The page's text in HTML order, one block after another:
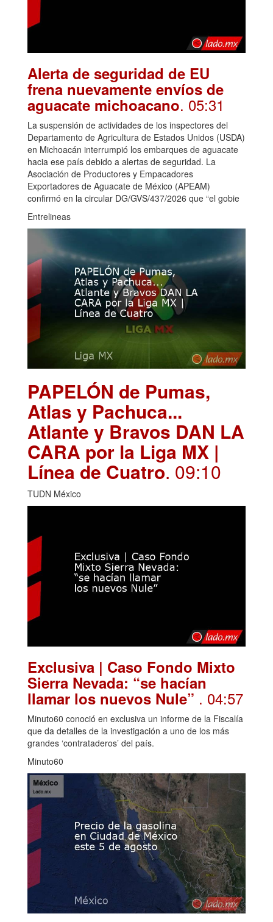
Alerta de seguridad de EU
frena nuevamente envíos de
aguacate michoacano. 05:31
La suspensión de actividades de los inspectores del
Departamento de Agricultura de Estados Unidos (USDA)
en Michoacán interrumpió los embarques de aguacate
hacia ese país debido a alertas de seguridad. La
Asociación de Productores y Empacadores
Exportadores de Aguacate de México (APEAM)
confirmó en la circular DG/GVS/437/2026 que “el gobie
Entrelineas
PAPELÓN de Pumas,
Atlas y Pachuca...
Atlante y Bravos DAN LA
CARA por la Liga MX |
Línea de Cuatro. 09:10
TUDN México
Exclusiva | Caso Fondo Mixto
Sierra Nevada: “se hacían
llamar los nuevos Nule” . 04:57
Minuto60 conoció en exclusiva un informe de la Fiscalía
que da detalles de la investigación a uno de los más
grandes ‘contrataderos’ del país.
Minuto60